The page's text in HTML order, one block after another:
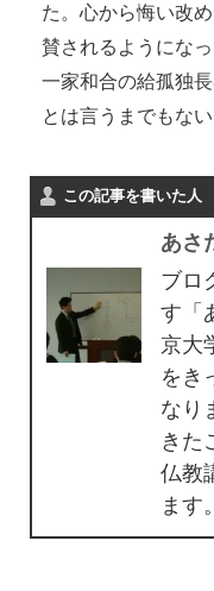
た。心から悔い改
賛されるようになっ
一家和合の給孤独
とは言うまでもない
この記事を書いた人
あさ
ブロ
す「
京大
をき
なり
きた
仏教
ます。